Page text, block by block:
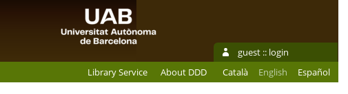
guest :: login
Library Service About DDD Català English Español